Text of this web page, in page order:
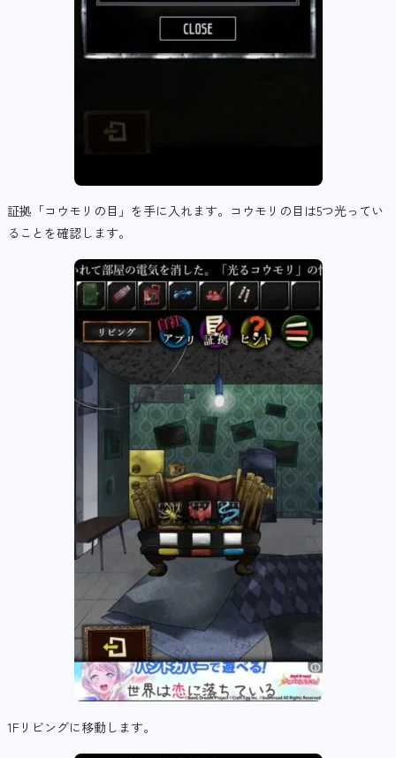
証拠「コウモリの目」を手に入れます。コウモリの目は5つ光ってい
ることを確認します。
1Fリビングに移動します。